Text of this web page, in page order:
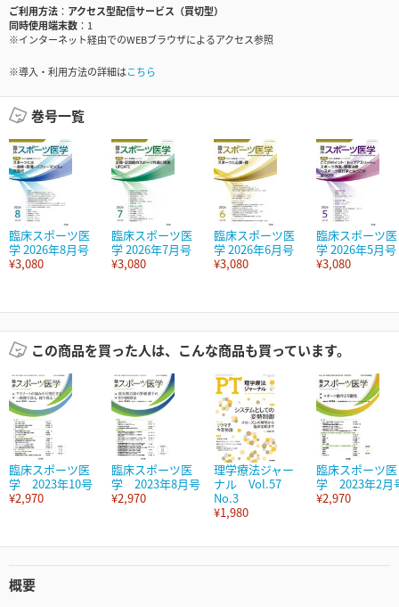
ご利用方法
アクセス型配信サービス（買切型）
同時使用端末数
1
※インターネット経由でのWEBブラウザによるアクセス参照
※導入・利用方法の詳細はこちら
巻号一覧
臨床スポーツ医
学 2026年8月号
¥3,080
臨床スポーツ医
学 2026年7月号
¥3,080
臨床スポーツ医
学 2026年6月号
¥3,080
臨床スポーツ医
学 2026年5月号
¥3,080
この商品を買った人は、こんな商品も買っています。
臨床スポーツ医
学 2023年10号
¥2,970
臨床スポーツ医
学 2023年8月号
¥2,970
理学療法ジャー
ナル Vol.57
No.3
¥1,980
臨床スポーツ医
学 2023年2月
¥2,970
概要